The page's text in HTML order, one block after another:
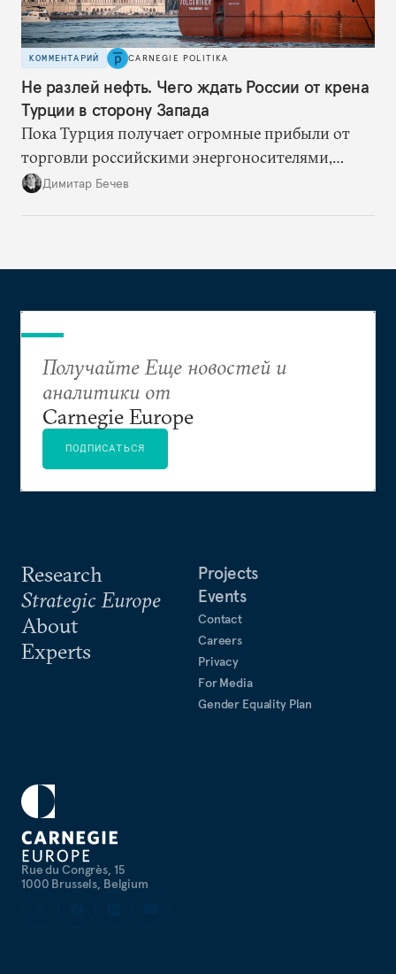
КОММЕНТАРИЙ CARNEGIE POLITIKA
Не разлей нефть. Чего ждать России от крена
Турции в сторону Запада
Пока Турция получает огромные прибыли от
торговли российскими энергоносителями,
частичный разворот на Запад не скажется на ее
Димитар Бечев
Rue du Congrès, 15
1000 Brussels, Belgium
Research
Strategic Europe
About
Experts
Projects
Events
Contact
Careers
Privacy
For Media
Gender Equality Plan
Получайте Еще новостей и
аналитики от
Carnegie Europe
ПОДПИСАТЬСЯ